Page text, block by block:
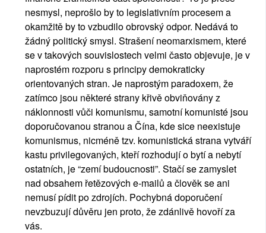
nesmysl, neprošlo by to legislativním procesem a
okamžitě by to vzbudilo obrovský odpor. Nedává to
žádný politický smysl. Strašení neomarxismem, které
se v takových souvislostech velmi často objevuje, je v
naprostém rozporu s principy demokraticky
orientovaných stran. Je naprostým paradoxem, že
zatímco jsou některé strany křivě obviňovány z
náklonnosti vůči komunismu, samotní komunisté jsou
doporučovanou stranou a Čína, kde sice neexistuje
komunismus, nicméně tzv. komunistická strana vytváří
kastu privilegovaných, kteří rozhodují o bytí a nebytí
ostatních, je “zemí budoucnosti”. Stačí se zamyslet
nad obsahem řetězových e-mailů a člověk se ani
nemusí pídit po zdrojích. Pochybná doporučení
nevzbuzují důvěru jen proto, že zdánlivě hovoří za
vás.